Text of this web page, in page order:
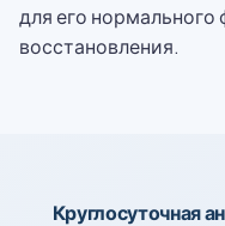
для его
восстановления.
Круглосуточная